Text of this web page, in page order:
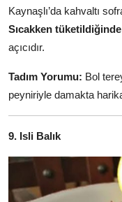
Kaynaşlı’da kahvaltı
Sıcakken
açıcıdır.
Tadım Yorumu: Bol
peyniriyle damakta
9. Isli Balık